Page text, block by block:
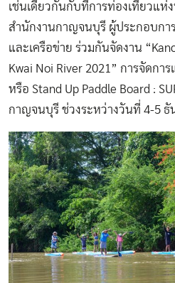
เช่นเดียวกันกับที่การท่องเที่ยวแห่
สำนักงานกาญจนบุรี ผู้ประกอบกา
และเครือข่าย ร่วมกันจัดงาน
Kwai Noi River 2021” การจัดก
หรือ Stand Up Paddle Board :
กาญจนบุรี ช่วงระหว่างวันที่ 4-5 ธั